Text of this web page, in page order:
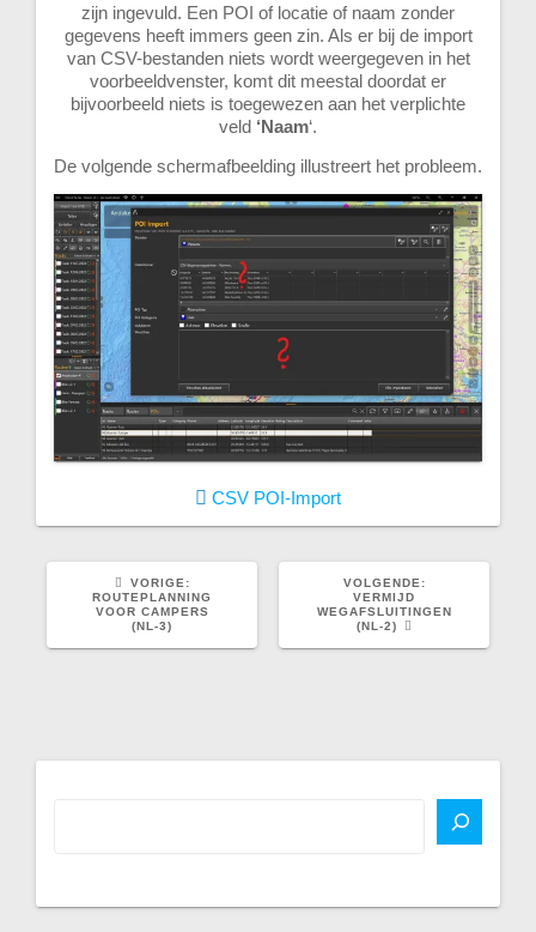
zijn ingevuld. Een POI of locatie of naam zonder
gegevens heeft immers geen zin. Als er bij de import
van CSV-bestanden niets wordt weergegeven in het
voorbeeldvenster, komt dit meestal doordat er
bijvoorbeeld niets is toegewezen aan het verplichte
veld ‘Naam‘.
De volgende schermafbeelding illustreert het probleem.
CSV POI-Import
VORIGE:VORIG
BERICHT:
ROUTEPLANNING
VOOR CAMPERS
(NL-3)
VOLGENDE:VOLGEND
VERMIJD
WEGAFSLUITINGEN
(NL-2)